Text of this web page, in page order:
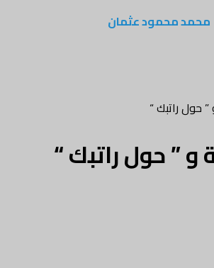
محمد محمود عثمان
” حول راتبك “
و ” حول راتبك “